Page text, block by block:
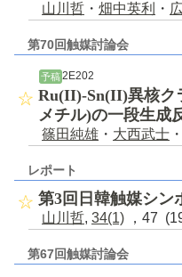
山川哲 ・ 畑中英利 ・
第70回触媒討論会
予稿 2E202
Ru(II)-Sn(II)異核ク
メチル)の一段生成
篠田純雄 ・ 大西武士 ・
レポート
第3回日韓触媒シン
山川哲, 34(1) ，47
第67回触媒討論会